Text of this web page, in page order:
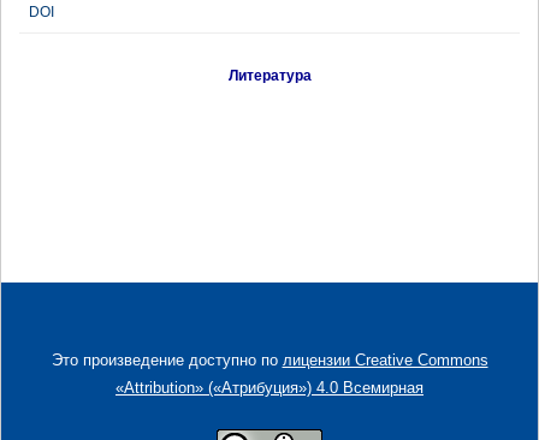
DOI
Литература
Это произведение доступно по лицензии Creative Commons
«Attribution» («Атрибуция») 4.0 Всемирная